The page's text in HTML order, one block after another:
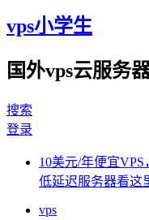
vps小学生
国外vps云服务
搜索
登录
10美元/年便宜
低延迟服务器看这
vps